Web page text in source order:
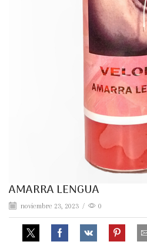
AMARRA LENGUA
noviembre 23, 2023 / 0